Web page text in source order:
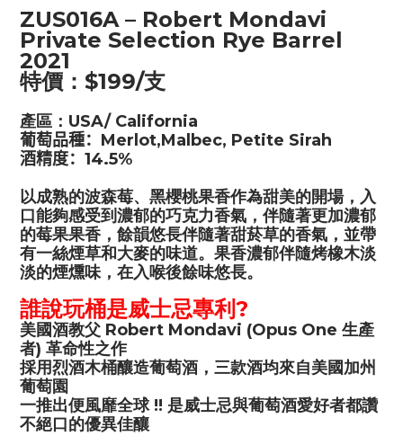
ZUS016A– Robert Mondavi
Private Selection Rye Barrel
2021
特價： $199/支
產區： USA/ California
葡萄品種： Merlot,Malbec, Petite Sirah
酒精度： 14.5%
以成熟的波森莓、黑櫻桃果香作為甜美的開場，入
口能夠感受到濃郁的巧克力香氣，伴隨著更加濃郁
的莓果果香，餘韻悠長伴隨著甜菸草的香氣，並帶
有一絲煙草和大麥的味道。果香濃郁伴隨烤橡木淡
淡的煙燻味，在入喉後餘味悠長。
誰說玩桶是威士忌專利?
美國酒教父 Robert Mondavi (Opus One 生產
者) 革命性之作
採用烈酒木桶釀造葡萄酒，三款酒均來自美國加州
葡萄園
一推出便風靡全球 !! 是威士忌與葡萄酒愛好者都讚
不絕口的優異佳釀